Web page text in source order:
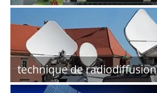
technique de radiodiffusion